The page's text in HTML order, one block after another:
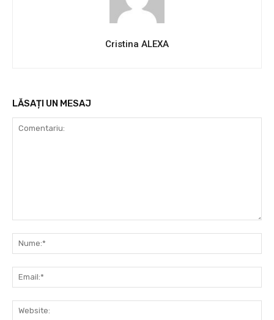
Cristina ALEXA
LĂSAȚI UN MESAJ